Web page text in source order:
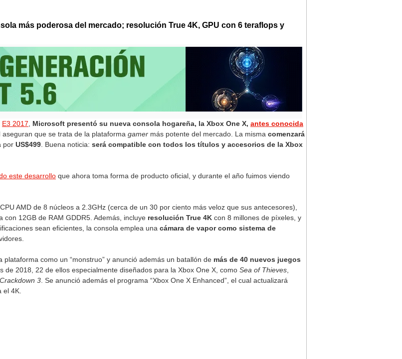
más poderosa del mercado; resolución True 4K, GPU con 6 teraflops y
E3 2017 Microsoft presentó su nueva consola hogareña, la Xbox One X, antes conocida
aseguran que se trata de la plataforma gamer más potente del mercado. La misma comenzará
por US$499 . Buena noticia: será compatible con todos los títulos y accesorios de la Xbox
este desarrollo que ahora toma forma de producto oficial, y durante el año fuimos viendo
AMD de 8 núcleos a 2.3GHz (cerca de un 30 por ciento más veloz que sus antecesores),
12GB de RAM GDDR5. Además, incluye resolución True 4K con 8 millones de píxeles, y
sean eficientes, la consola emplea una cámara de vapor como sistema de
como un “monstruo” y anunció además un batallón de más de 40 nuevos juegos
2018, 22 de ellos especialmente diseñados para la Xbox One X, como Sea of Thieves
Crackdown 3 . Se anunció además el programa “Xbox One X Enhanced”, el cual actualizará
4K.